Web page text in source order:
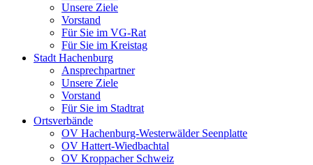
Unsere Ziele
Vorstand
Für Sie im VG-Rat
Für Sie im Kreistag
Stadt Hachenburg
Ansprechpartner
Unsere Ziele
Vorstand
Für Sie im Stadtrat
Ortsverbände
OV Hachenburg-Westerwälder Seenplatte
OV Hattert-Wiedbachtal
OV Kroppacher Schweiz